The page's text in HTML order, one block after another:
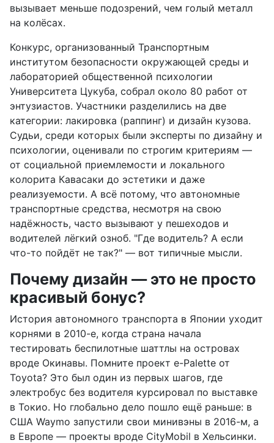
вызывает меньше подозрений, чем голый металл
на колёсах.
Конкурс, организованный Транспортным
институтом безопасности окружающей среды и
лабораторией общественной психологии
Университета Цукуба, собрал около 80 работ от
энтузиастов. Участники разделились на две
категории: лакировка (раппинг) и дизайн кузова.
Судьи, среди которых были эксперты по дизайну и
психологии, оценивали по строгим критериям —
от социальной приемлемости и локального
колорита Кавасаки до эстетики и даже
реализуемости. А всё потому, что автономные
транспортные средства, несмотря на свою
надёжность, часто вызывают у пешеходов и
водителей лёгкий озноб. "Где водитель? А если
что-то пойдёт не так?" — вот типичные мысли.
Почему дизайн — это не просто
красивый бонус?
История автономного транспорта в Японии уходит
корнями в 2010-е, когда страна начала
тестировать беспилотные шаттлы на островах
вроде Окинавы. Помните проект e-Palette от
Toyota? Это был один из первых шагов, где
электробус без водителя курсировал по выставке
в Токио. Но глобально дело пошло ещё раньше: в
США Waymo запустили свои минивэны в 2016-м, а
в Европе — проекты вроде CityMobil в Хельсинки.